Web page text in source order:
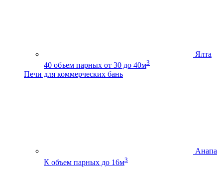
Ялта
40 объем парных от 30 до 40м3
Печи для коммерческих бань
Анапа
К объем парных до 16м3